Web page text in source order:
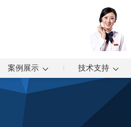
案例展示 技术支持